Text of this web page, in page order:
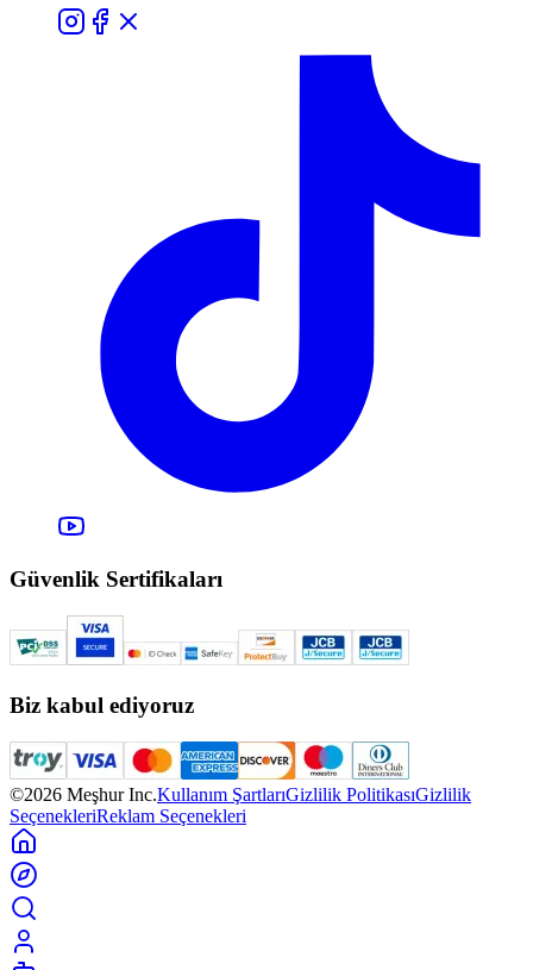
Güvenlik Sertifikaları
Biz kabul ediyoruz
©2026 Meşhur Inc.Kullanım ŞartlarıGizlilik PolitikasıGizlilik
SeçenekleriReklam Seçenekleri